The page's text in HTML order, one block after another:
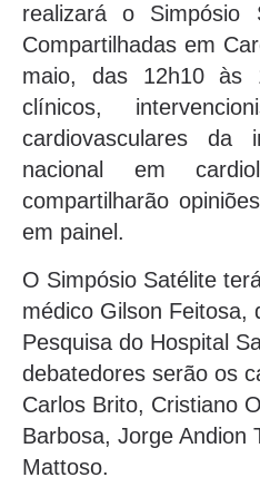
realizará o Simpósio
Compartilhadas em
maio, das 12h10 às
clínicos,
cardiovasculares da
nacional em
compartilharão
em painel.
O Simpósio Satélite
médico Gilson Feitosa,
Pesquisa do Hospital
debatedores serão os
Carlos Brito, Cristiano
Barbosa, Jorge Andion
Mattoso.